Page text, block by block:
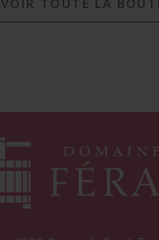
VOIR TOUTE LA